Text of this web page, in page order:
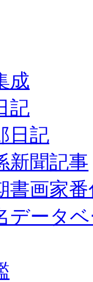
成
記
日記
新聞記事
書画家
データ